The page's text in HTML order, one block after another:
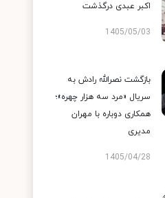
اکبر عبدی درگذشت
1405/05/03
بازگشت نصرالله رادش به
سریال «مرد سه هزار چهره»؛
همکاری دوباره با مهران
مدیری
1405/04/28